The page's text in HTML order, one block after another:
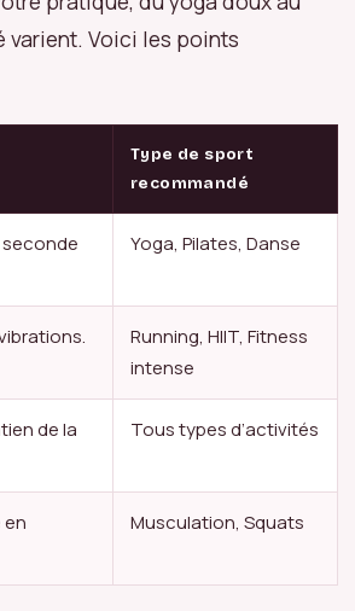
varient. Voici les points
Type de sport
recommandé
Yoga, Pilates, Danse
Running, HIIT, Fitness
intense
de la
Tous types d’activités
Musculation, Squats